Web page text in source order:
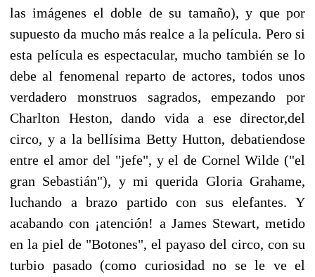
las imágenes el doble de su tamaño), y que por
supuesto da mucho más realce a la película. Pero si
esta película es espectacular, mucho también se lo
debe al fenomenal reparto de actores, todos unos
verdadero monstruos sagrados, empezando por
Charlton Heston, dando vida a ese director,del
circo, y a la bellísima Betty Hutton, debatiendose
entre el amor del "jefe", y el de Cornel Wilde ("el
gran Sebastián"), y mi querida Gloria Grahame,
luchando a brazo partido con sus elefantes. Y
acabando con ¡atención! a James Stewart, metido
en la piel de "Botones", el payaso del circo, con su
turbio pasado (como curiosidad no se le ve el